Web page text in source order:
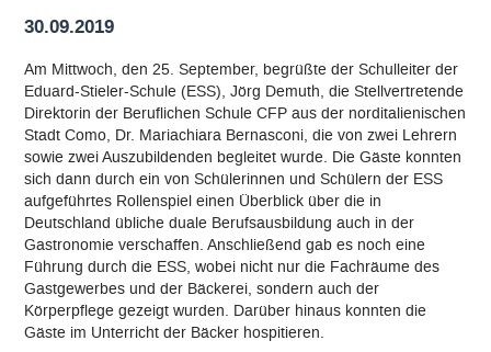
30.09.2019
Am Mittwoch, den 25. September, begrüßte der Schulleiter der
Eduard-Stieler-Schule (ESS), Jörg Demuth, die Stellvertretende
Direktorin der Beruflichen Schule CFP aus der norditalienischen
Stadt Como, Dr. Mariachiara Bernasconi, die von zwei Lehrern
sowie zwei Auszubildenden begleitet wurde. Die Gäste konnten
sich dann durch ein von Schülerinnen und Schülern der ESS
aufgeführtes Rollenspiel einen Überblick über die in
Deutschland übliche duale Berufsausbildung auch in der
Gastronomie verschaffen. Anschließend gab es noch eine
Führung durch die ESS, wobei nicht nur die Fachräume des
Gastgewerbes und der Bäckerei, sondern auch der
Körperpflege gezeigt wurden. Darüber hinaus konnten die
Gäste im Unterricht der Bäcker hospitieren.